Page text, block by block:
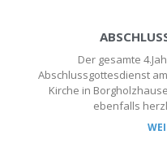
Der gesamte
Abschlussgottesdienst
Kirche in
ebenfalls